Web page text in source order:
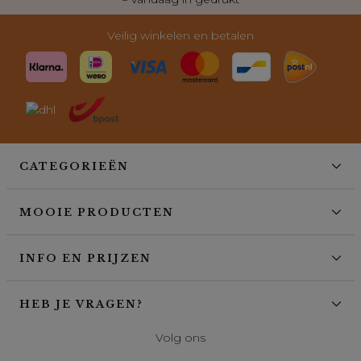
Veilig winkelen en betalen
CATEGORIEËN
MOOIE PRODUCTEN
INFO EN PRIJZEN
HEB JE VRAGEN?
Volg ons